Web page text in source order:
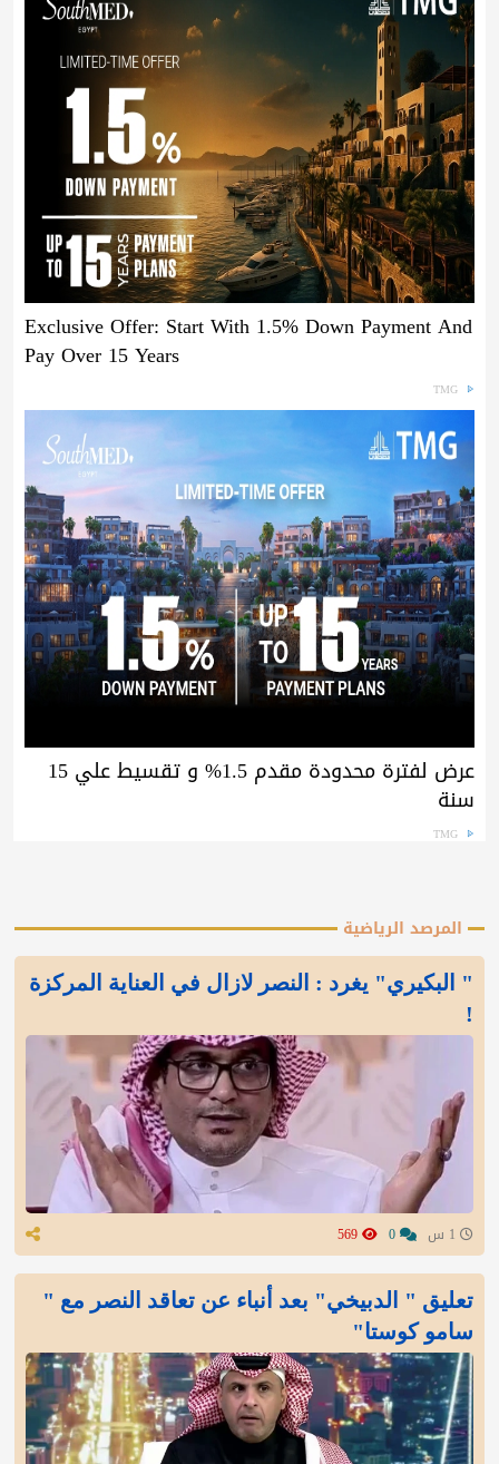
Exclusive Offer: Start With 1.5% Down Payment And
Pay Over 15 Years
TMG
عرض لفترة محدودة مقدم 1.5% و تقسيط علي 15
سنة
TMG
المرصد الرياضية
" البكيري" يغرد : النصر لازال في العناية المركزة
!
تعليق " الدبيخي" بعد أنباء عن تعاقد النصر مع "
سامو كوستا"